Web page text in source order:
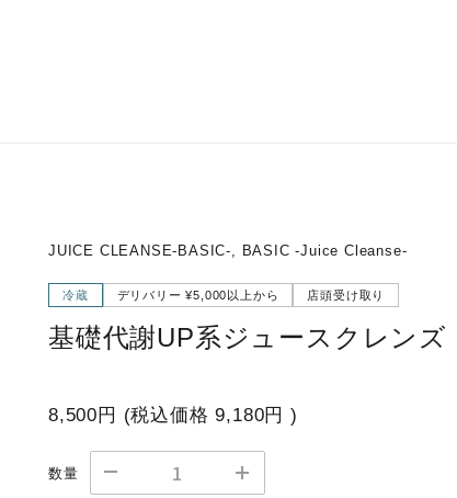
JUICE CLEANSE-BASIC-, BASIC -Juice Cleanse-
冷蔵 デリバリー ¥5,000以上から 店頭受け取り
基礎代謝UP系ジュースクレンズ
8,500円 (税込価格9,180円 )
数量